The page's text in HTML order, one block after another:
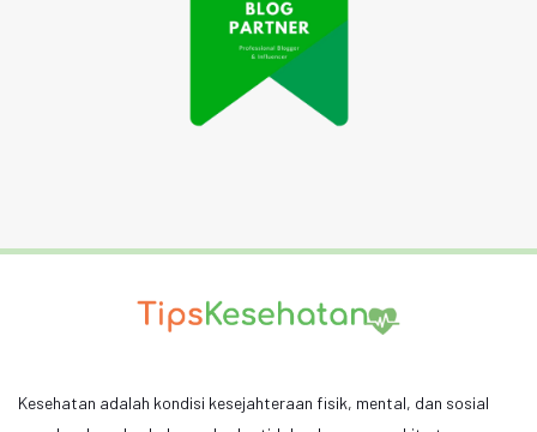
Kesehatan adalah kondisi kesejahteraan fisik, mental, dan sosial